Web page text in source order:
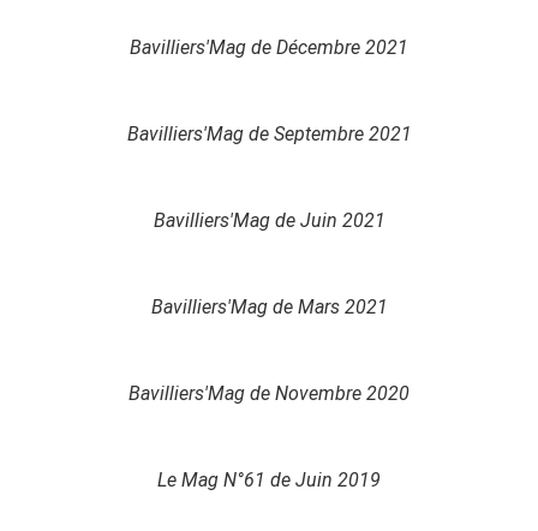
Bavilliers'Mag de Décembre 2021
Bavilliers'Mag de Septembre 2021
Bavilliers'Mag de Juin 2021
Bavilliers'Mag de Mars 2021
Bavilliers'Mag de Novembre 2020
Le Mag N°61 de Juin 2019